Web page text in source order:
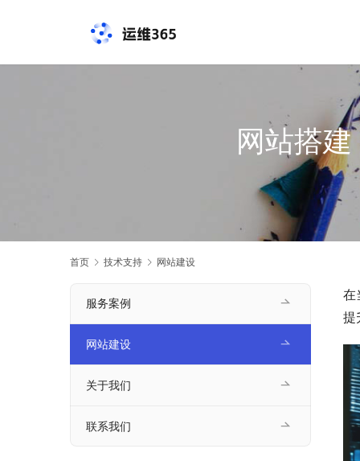
网站搭
首页 技术支持 网站建设
在
提
服务案例
网站建设
关于我们
联系我们